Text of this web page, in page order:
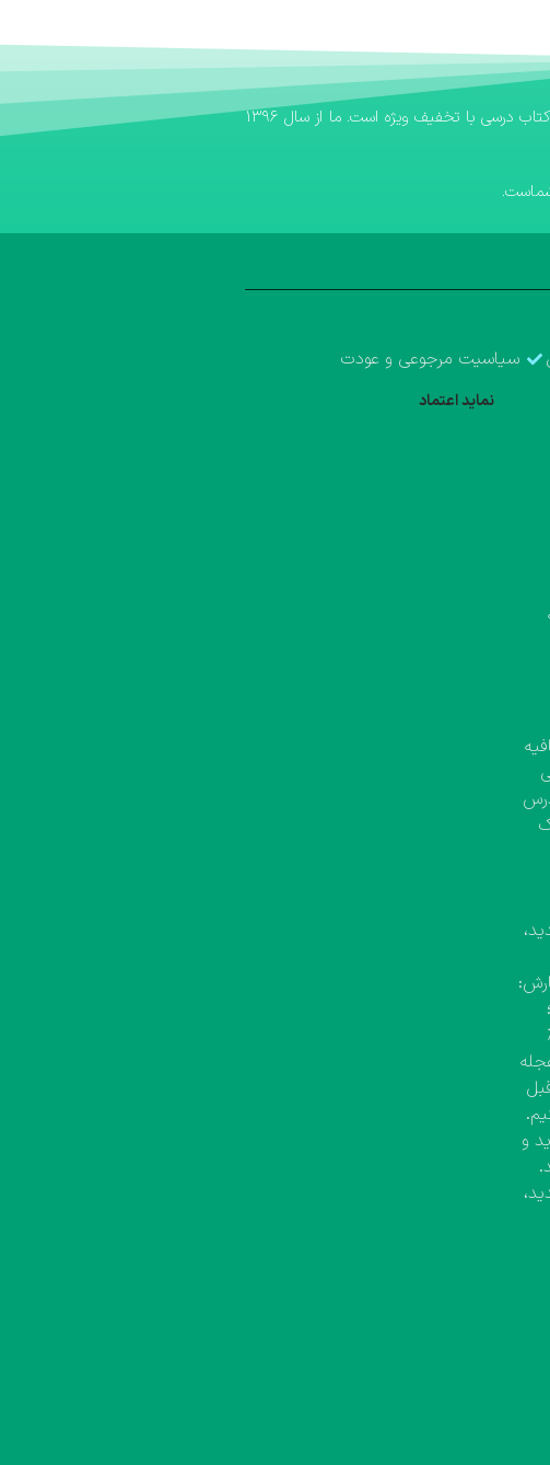
اگر به دنبال یک بانک کتاب مطمئن برای تهیه منابع آموزشی خود هستید، بانک کتاب آوا سریع‌ترین مسیر برای خرید کتاب کمک درسی و خرید کتاب درسی با تخفیف ویژه است. ما از سال ۱۳۹۶
سیاسیت مرجوعی و عودت
و
نماید اعتماد